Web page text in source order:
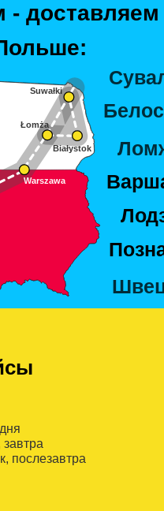
- доставляем
завтра
послезавтра